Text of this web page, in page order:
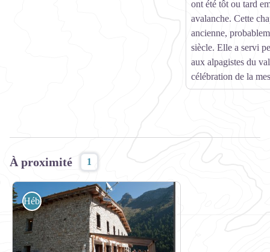
ont été tôt ou tard
avalanche. Cette
ancienne,
siècle. Elle a servi
aux alpagistes du
célébration de la
À proximité 1
Hébergement